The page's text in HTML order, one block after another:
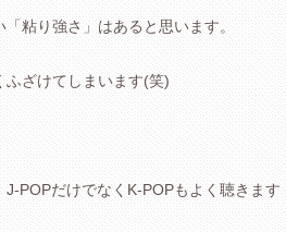
粘り強さ」はあると思います。
ふざけてしまいます(笑)
POPだけでなくK-POPもよく聴きます